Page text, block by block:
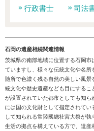
行政書士 司法
石岡の遺産相続関連情報
茨城県の南部地域に位置する石岡
ていますし、様々な伝統文化や名
随所で色濃く残る自然の美しい風
統文化や歴史遺産なども目にする
が設置されていた都市としても知
には国の文化財として指定されて
して知られる常陸國總社宮大祭が
生活の拠点を構えている方で、遺産